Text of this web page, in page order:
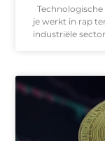
je werkt in rap
industriële